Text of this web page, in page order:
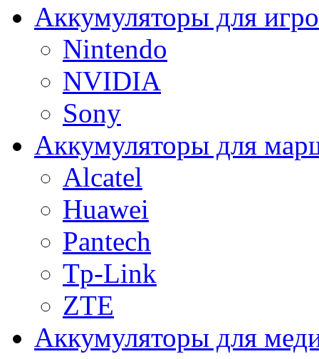
Аккумуляторы для
Nintendo
NVIDIA
Sony
Аккумуляторы для
Alcatel
Huawei
Pantech
Tp-Link
ZTE
Аккумуляторы для